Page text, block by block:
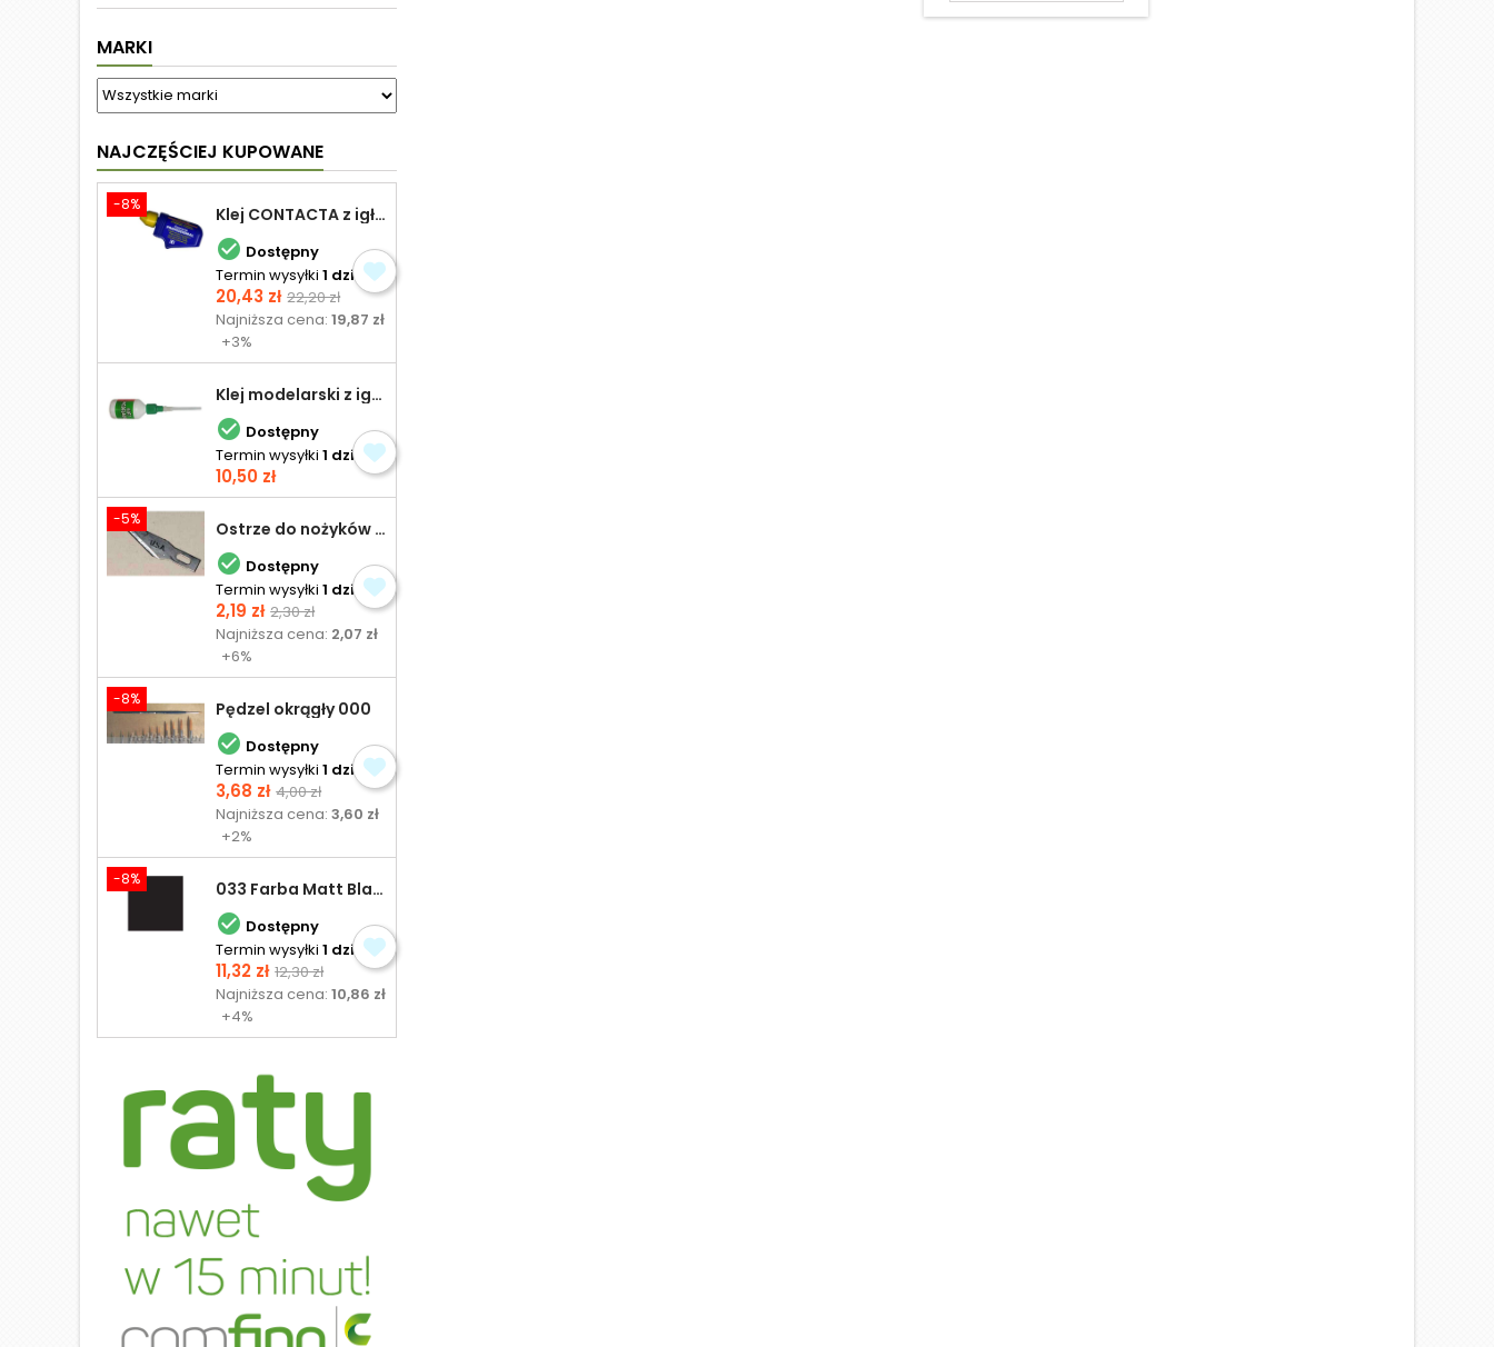
MARKI
NAJCZĘŚCIEJ KUPOWANE
-8% Klej CONTACTA z igłą do plastiku 25,0 g
 Dostępny
Termin wysyłki 1 dzień
Cena
20,43 zł Cena
podstawowa
22,20 zł
Najniższa cena:19,87 zł
+3%
Klej modelarski z igłą 30 ml
 Dostępny
Termin wysyłki 1 dzień
Cena
10,50 zł
-5% Ostrze do nożyków Excel
 Dostępny
Termin wysyłki 1 dzień
Cena
2,19 zł Cena
podstawowa
2,30 zł
Najniższa cena: 2,07 zł
+6%
-8% Pędzel okrągły 000
 Dostępny
Termin wysyłki 1 dzień
Cena
3,68 zł Cena
podstawowa
4,00 zł
Najniższa cena:3,60 zł
+2%
-8% 033 Farba Matt Black - olejna
 Dostępny
Termin wysyłki 1 dzień
Cena
11,32 zł Cena
podstawowa
12,30 zł
Najniższa cena:10,86 zł
+4%